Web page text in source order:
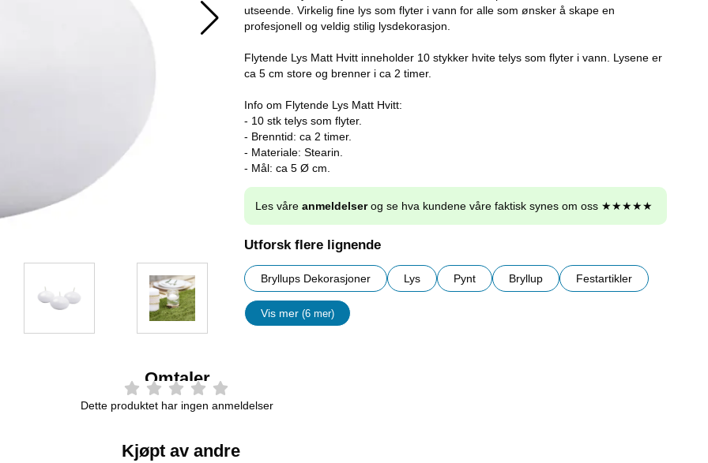
utseende. Virkelig fine lys som flyter i vann for alle som ønsker å skape en
profesjonell og veldig stilig lysdekorasjon.
Flytende Lys Matt Hvitt inneholder 10 stykker hvite telys som flyter i vann. Lysene er
ca 5 cm store og brenner i ca 2 timer.
Info om Flytende Lys Matt Hvitt:
- 10 stk telys som flyter.
- Brenntid: ca 2 timer.
- Materiale: Stearin.
- Mål: ca 5 Ø cm.
Les våre anmeldelserog se hva kundene våre faktisk synes om oss ★★★★★
Utforsk flere lignende
Bryllups Dekorasjoner Lys Pynt Bryllup Festartikler
Vis mer (6 mer)
egenskaper
Omtaler
Dette produktet har ingen anmeldelser
Kjøpt av andre